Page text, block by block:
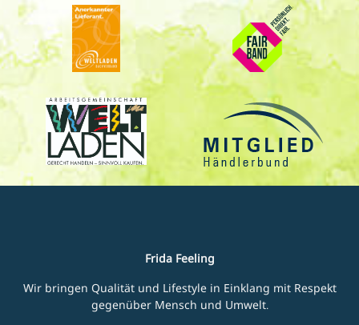
Frida Feeling
Wir bringen Qualität und Lifestyle in Einklang mit Respekt
gegenüber Mensch und Umwelt.